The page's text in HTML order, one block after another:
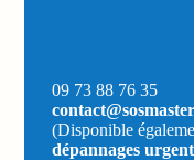
09 73 88 76 35
(Disponible
dépannages